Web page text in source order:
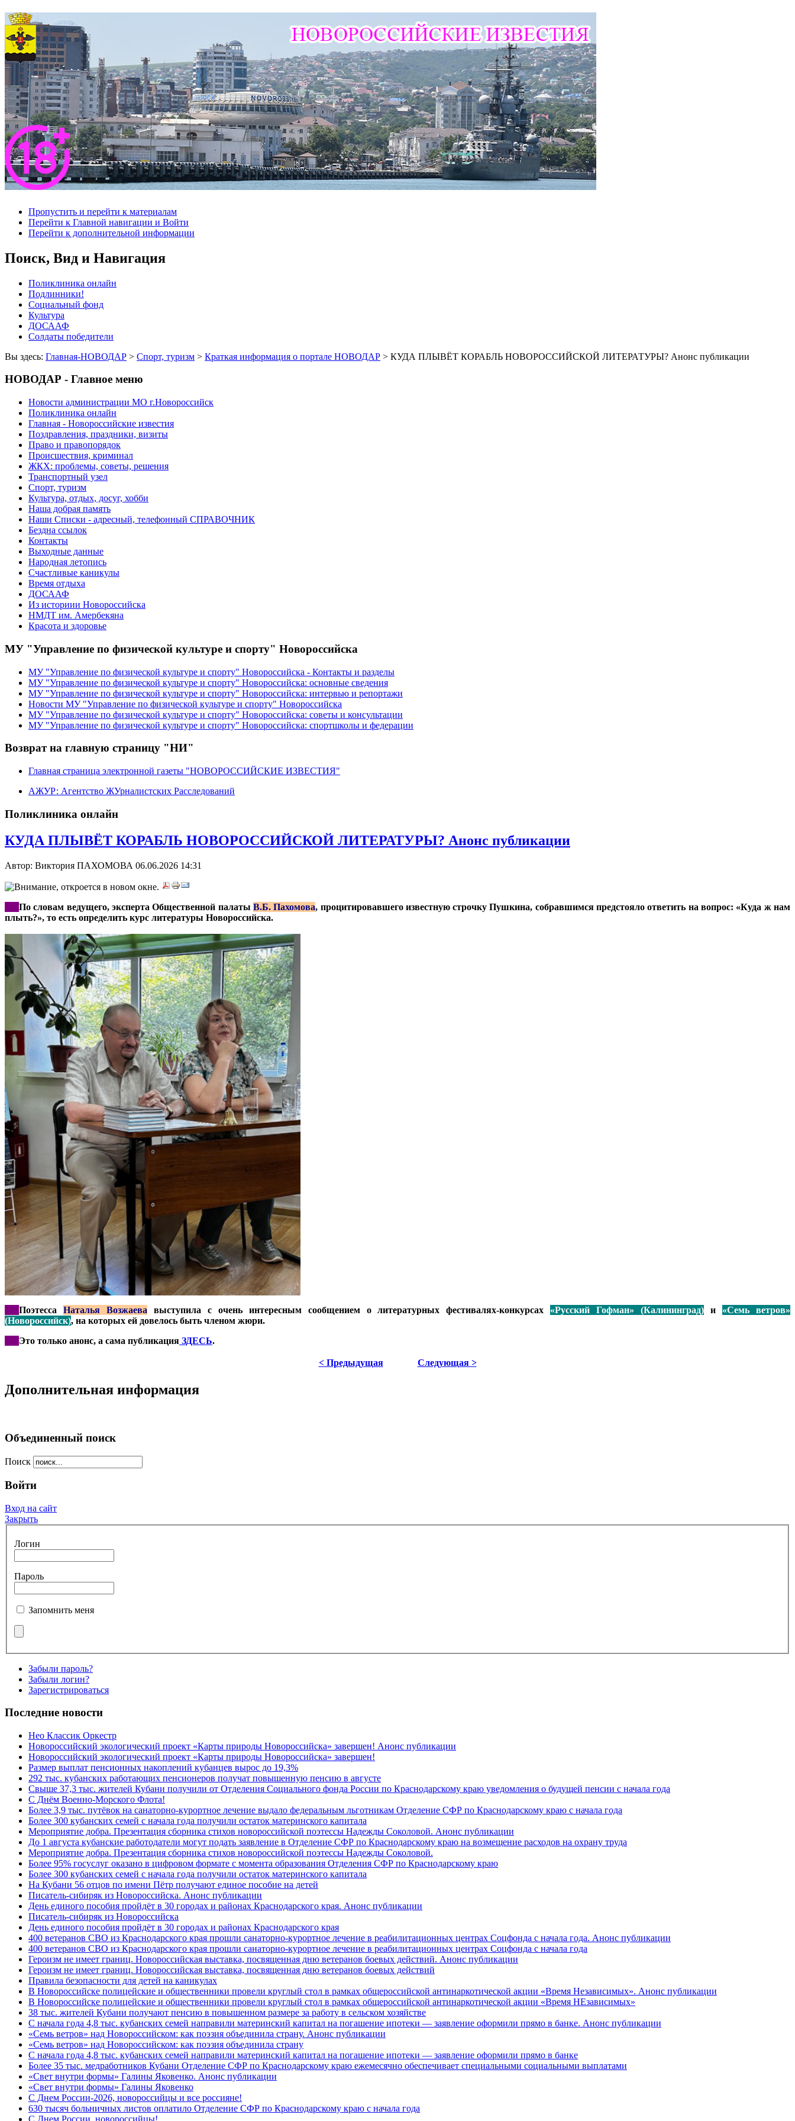
Пропустить и перейти к материалам
Перейти к Главной навигации и Войти
Перейти к дополнительной информации
Поиск, Вид и Навигация
Поликлиника онлайн
Подлинники!
Социальный фонд
Культура
ДОСААФ
Солдаты победители
Вы здесь: Главная-НОВОДАР > Спорт, туризм > Краткая информация о портале НОВОДАР > КУДА ПЛЫВЁТ КОРАБЛЬ НОВОРОССИЙСКОЙ ЛИТЕРАТУРЫ? Анонс публикации
НОВОДАР - Главное меню
Новости администрации МО г.Новороссийск
Поликлиника онлайн
Главная - Новороссийские известия
Поздравления, праздники, визиты
Право и правопорядок
Происшествия, криминал
ЖКХ: проблемы, советы, решения
Транспортный узел
Спорт, туризм
Культура, отдых, досуг, хобби
Наша добрая память
Наши Списки - адресный, телефонный СПРАВОЧНИК
Бездна ссылок
Контакты
Выходные данные
Народная летопись
Счастливые каникулы
Время отдыха
ДОСААФ
Из историии Новороссийска
НМДТ им. Амербекяна
Красота и здоровье
МУ "Управление по физической культуре и спорту" Новороссийска
МУ "Управление по физической культуре и спорту" Новороссийска - Контакты и разделы
МУ "Управление по физической культуре и спорту" Новороссийска: основные сведения
МУ "Управление по физической культуре и спорту" Новороссийска: интервью и репортажи
Новости МУ "Управление по физической культуре и спорту" Новороссийска
МУ "Управление по физической культуре и спорту" Новороссийска: советы и консультации
МУ "Управление по физической культуре и спорту" Новороссийска: спортшколы и федерации
Возврат на главную страницу "НИ"
Главная страница электронной газеты "НОВОРОССИЙСКИЕ ИЗВЕСТИЯ"
АЖУР: Агентство ЖУрналистских Расследований
Поликлиника онлайн
КУДА ПЛЫВЁТ КОРАБЛЬ НОВОРОССИЙСКОЙ ЛИТЕРАТУРЫ? Анонс публикации
Автор: Виктория ПАХОМОВА 06.06.2026 14:31
По словам ведущего, эксперта Общественной палаты В.Б. Пахомова, процитировавшего известную строчку Пушкина, собравшимся предстояло ответить на вопрос: «Куда ж нам
плыть?», то есть определить курс литературы Новороссийска.
Поэтесса Наталья Возжаева выступила с очень интересным сообщением о литературных фестивалях-конкурсах «Русский Гофман» (Калининград) и «Семь ветров»
(Новороссийск), на которых ей довелось быть членом жюри.
Это только анонс, а сама публикация ЗДЕСЬ.
< Предыдущая Следующая >
Дополнительная информация
Объединенный поиск
Поиск
Войти
Вход на сайт
Закрыть
Логин
Пароль
Запомнить меня
Забыли пароль?
Забыли логин?
Зарегистрироваться
Последние новости
Нео Классик Оркестр
Новороссийский экологический проект «Карты природы Новороссийска» завершен! Анонс публикации
Новороссийский экологический проект «Карты природы Новороссийска» завершен!
Размер выплат пенсионных накоплений кубанцев вырос до 19,3%
292 тыс. кубанских работающих пенсионеров получат повышенную пенсию в августе
Свыше 37,3 тыс. жителей Кубани получили от Отделения Социального фонда России по Краснодарскому краю уведомления о будущей пенсии с начала года
C Днём Военно-Морского Флота!
Более 3,9 тыс. путёвок на санаторно-курортное лечение выдало федеральным льготникам Отделение СФР по Краснодарскому краю с начала года
Более 300 кубанских семей с начала года получили остаток материнского капитала
Мероприятие добра. Презентация сборника стихов новороссийской поэтессы Надежды Соколовой. Анонс публикации
До 1 августа кубанские работодатели могут подать заявление в Отделение СФР по Краснодарскому краю на возмещение расходов на охрану труда
Мероприятие добра. Презентация сборника стихов новороссийской поэтессы Надежды Соколовой.
Более 95% госуслуг оказано в цифровом формате с момента образования Отделения СФР по Краснодарскому краю
Более 300 кубанских семей с начала года получили остаток материнского капитала
На Кубани 56 отцов по имени Пётр получают единое пособие на детей
Писатель-сибиряк из Новороссийска. Анонс публикации
День единого пособия пройдёт в 30 городах и районах Краснодарского края. Анонс публикации
Писатель-сибиряк из Новороссийска
День единого пособия пройдёт в 30 городах и районах Краснодарского края
400 ветеранов СВО из Краснодарского края прошли санаторно-курортное лечение в реабилитационных центрах Соцфонда с начала года. Анонс публикации
400 ветеранов СВО из Краснодарского края прошли санаторно-курортное лечение в реабилитационных центрах Соцфонда с начала года
Героизм не имеет границ. Новороссийская выставка, посвященная дню ветеранов боевых действий. Анонс публикации
Героизм не имеет границ. Новороссийская выставка, посвященная дню ветеранов боевых действий
Правила безопасности для детей на каникулах
В Новороссийске полицейские и общественники провели круглый стол в рамках общероссийской антинаркотической акции «Время Независимых». Анонс публикации
В Новороссийске полицейские и общественники провели круглый стол в рамках общероссийской антинаркотической акции «Время НЕзависимых»
38 тыс. жителей Кубани получают пенсию в повышенном размере за работу в сельском хозяйстве
С начала года 4,8 тыс. кубанских семей направили материнский капитал на погашение ипотеки — заявление оформили прямо в банке. Анонс публикации
«Семь ветров» над Новороссийском: как поэзия объединила страну. Анонс публикации
«Семь ветров» над Новороссийском: как поэзия объединила страну
С начала года 4,8 тыс. кубанских семей направили материнский капитал на погашение ипотеки — заявление оформили прямо в банке
Более 35 тыс. медработников Кубани Отделение СФР по Краснодарскому краю ежемесячно обеспечивает специальными социальными выплатами
«Свет внутри формы» Галины Яковенко. Анонс публикации
«Свет внутри формы» Галины Яковенко
C Днем России-2026, новороссийцы и все россияне!
630 тысяч больничных листов оплатило Отделение СФР по Краснодарскому краю с начала года
C Днем России, новороссийцы!